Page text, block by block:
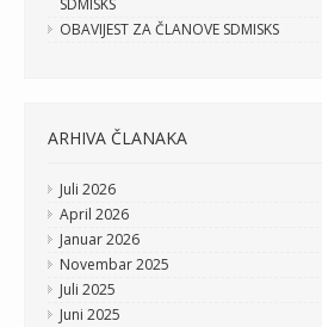
SDMISKS
OBAVIJEST ZA ČLANOVE SDMISKS
ARHIVA ČLANAKA
Juli 2026
April 2026
Januar 2026
Novembar 2025
Juli 2025
Juni 2025